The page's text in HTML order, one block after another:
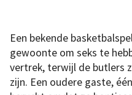
Een bekende
gewoonte om seks te
vertrek, terwijl de butlers
zijn. Een oudere gaste,